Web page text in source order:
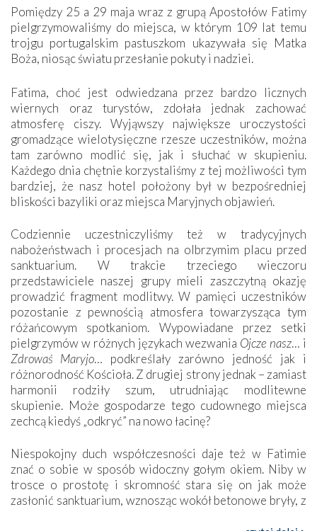
Pomiędzy 25 a 29 maja wraz z grupą Apostołów Fatimy
pielgrzymowaliśmy do miejsca, w którym 109 lat temu
trojgu portugalskim pastuszkom ukazywała się Matka
Boża, niosąc światu przesłanie pokuty i nadziei.
Fatima, choć jest odwiedzana przez bardzo licznych
wiernych oraz turystów, zdołała jednak zachować
atmosferę ciszy. Wyjąwszy największe uroczystości
gromadzące wielotysięczne rzesze uczestników, można
tam zarówno modlić się, jak i słuchać w skupieniu.
Każdego dnia chętnie korzystaliśmy z tej możliwości tym
bardziej, że nasz hotel położony był w bezpośredniej
bliskości bazyliki oraz miejsca Maryjnych objawień.
Codziennie uczestniczyliśmy też w tradycyjnych
nabożeństwach i procesjach na olbrzymim placu przed
sanktuarium. W trakcie trzeciego wieczoru
przedstawiciele naszej grupy mieli zaszczytną okazję
prowadzić fragment modlitwy. W pamięci uczestników
pozostanie z pewnością atmosfera towarzysząca tym
różańcowym spotkaniom. Wypowiadane przez setki
pielgrzymów w różnych językach wezwania Ojcze nasz… i
Zdrowaś Maryjo… podkreślały zarówno jedność jak i
różnorodność Kościoła. Z drugiej strony jednak – zamiast
harmonii rodziły szum, utrudniając modlitewne
skupienie. Może gospodarze tego cudownego miejsca
zechcą kiedyś „odkryć” na nowo łacinę?
Niespokojny duch współczesności daje też w Fatimie
znać o sobie w sposób widoczny gołym okiem. Niby w
trosce o prostotę i skromność stara się on jak może
zasłonić sanktuarium, wznosząc wokół betonowe bryły, z